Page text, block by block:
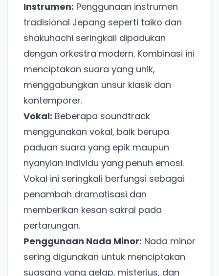
Instrumen: Penggunaan instrumen
tradisional Jepang seperti taiko dan
shakuhachi seringkali dipadukan
dengan orkestra modern. Kombinasi ini
menciptakan suara yang unik,
menggabungkan unsur klasik dan
kontemporer.
Vokal: Beberapa soundtrack
menggunakan vokal, baik berupa
paduan suara yang epik maupun
nyanyian individu yang penuh emosi.
Vokal ini seringkali berfungsi sebagai
penambah dramatisasi dan
memberikan kesan sakral pada
pertarungan.
Penggunaan Nada Minor: Nada minor
sering digunakan untuk menciptakan
suasana yang gelap, misterius, dan